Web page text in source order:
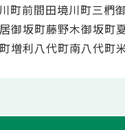
町前間田境川町三椚
御坂町藤野木御坂町
増利八代町南八代町